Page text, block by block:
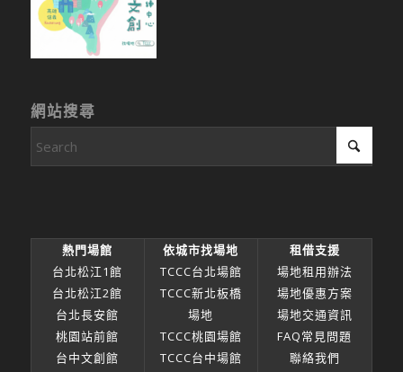
網站搜尋
熱門場館
台北松江1館
台北松江2館
台北長安館
桃園站前館
台中文創館
依城市找場地
TCCC台北場館
TCCC新北板橋
場地
TCCC桃園場館
TCCC台中場館
租借支援
場地租用辦法
場地優惠方案
場地交通資訊
FAQ常見問題
聯絡我們